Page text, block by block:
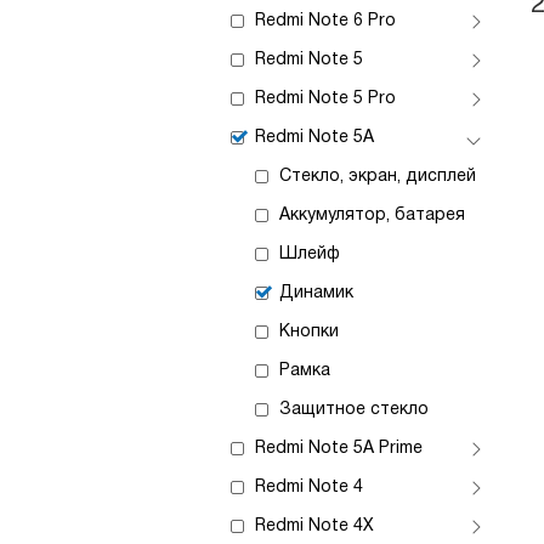
Redmi Note 6 Pro
Redmi Note 5
Redmi Note 5 Pro
Redmi Note 5A
Стекло, экран, дисплей
Аккумулятор, батарея
Шлейф
Динамик
Кнопки
Рамка
Защитное стекло
Redmi Note 5A Prime
Redmi Note 4
Redmi Note 4X